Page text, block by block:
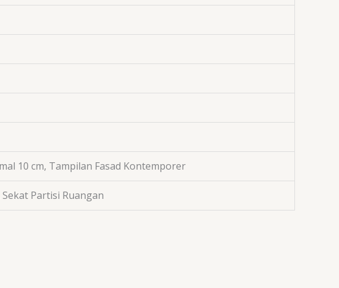
10 cm, Tampilan Fasad Kontemporer
Partisi Ruangan